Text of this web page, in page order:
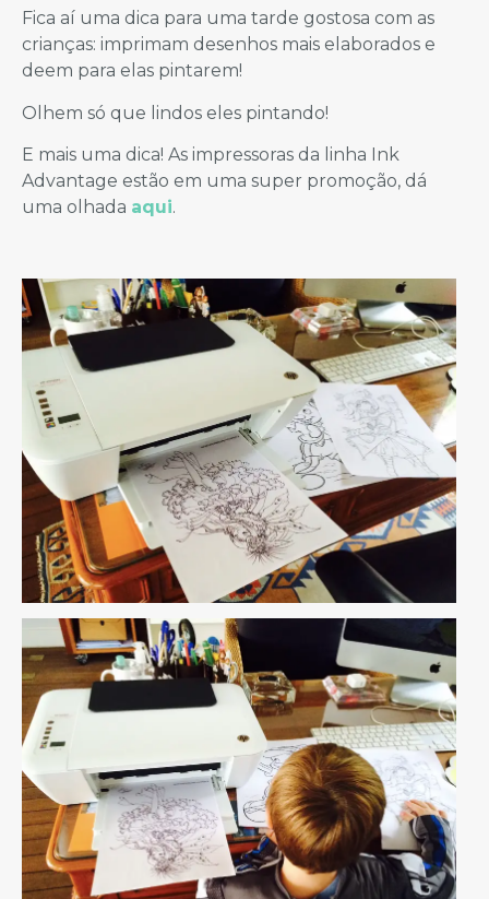
Fica aí uma dica para uma tarde gostosa com as
crianças: imprimam desenhos mais elaborados e
deem para elas pintarem!
Olhem só que lindos eles pintando!
E mais uma dica! As impressoras da linha Ink
Advantage estão em uma super promoção, dá
uma olhada aqui.